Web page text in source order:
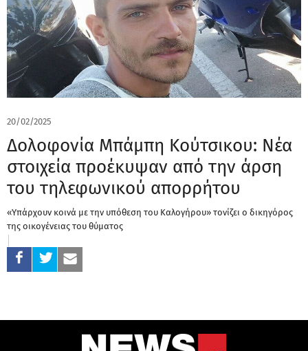
20/02/2025
Δολοφονία Μπάμπη Κούτσικου: Νέα
στοιχεία προέκυψαν από την άρση
του τηλεφωνικού απορρήτου
«Υπάρχουν κοινά με την υπόθεση του Καλογήρου» τονίζει ο δικηγόρος
της οικογένειας του θύματος